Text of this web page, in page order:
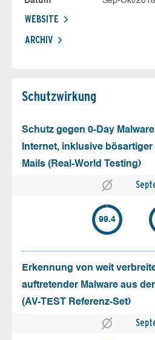
WEBSITE
ARCHIV
Schutz­wirkung
Schutz gegen 0-Day
Internet, inklusive
Mails (Real-World Testing)
99.4
Erkennung von weit
auftretender Malware aus
(AV-TEST Referenz-Set)